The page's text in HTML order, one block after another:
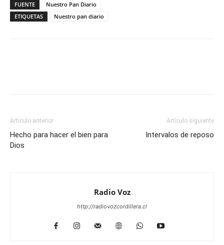
FUENTE
Nuestro Pan Diario
ETIQUETAS
Nuestro pan diario
Artículo anterior
Hecho para hacer el bien para
Dios
Artículo siguiente
Intervalos de reposo
Radio Voz
http://radiovozcordillera.cl